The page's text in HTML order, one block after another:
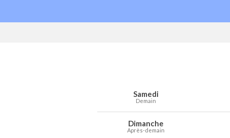
Prévisions météo à Froidchapelle pour
Météo Températures
Samedi
Demain
Dimanche
Après-demain